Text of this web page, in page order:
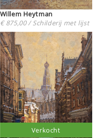
Willem Heytman
€ 875,00 / Schilderij met lijst
Verkocht